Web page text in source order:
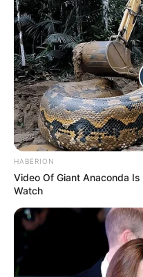
Ouest-France : 10 – 7 – 4 –
Paris Normandie : 7 – 4 –
Paris Turf : 7 – 4 – 1 – 6 –
République des Pyrénées :
Spécial-Dernière : 4 – 7 – 5
Tiercé-Magazine : 6 – 1 – 7
Turfomania M : 7 – 11 – 6 –
Tropiques-FM : 6 – 7 – 4 –
Week-End : 6 – 4 – 7 – 2 – 1
Ticket-Turf : 4 – 6 – 1 – 7 –
Top-Pronos : 6 – 7 – 4 – 1 –
HABERION
Video Of Giant Anaconda
Watch